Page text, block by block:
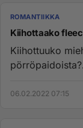
ROMANTIIKKA
Kiihottaako
Kiihottuuko
06.02.2022 07:15